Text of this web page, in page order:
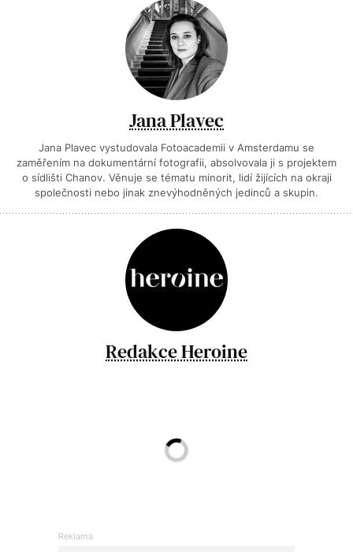
Jana Plavec
Jana Plavec vystudovala Fotoacademii v Amsterdamu se
zaměřením na dokumentární fotografii, absolvovala ji s projektem
o sídlišti Chanov. Věnuje se tématu minorit, lidí žijících na okraji
společnosti nebo jinak znevýhodněných jedinců a skupin.
Redakce Heroine